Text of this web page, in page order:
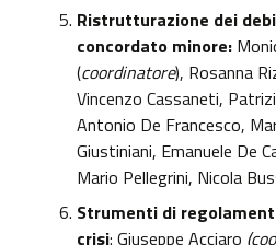
Ristrutturazione dei
concordato minore:
(coordinatore), Rosanna
Vincenzo Cassaneti,
Antonio De Francesco,
Giustiniani, Emanuele De
Mario Pellegrini, Nicola
Strumenti di
crisi: Giuseppe Acciaro